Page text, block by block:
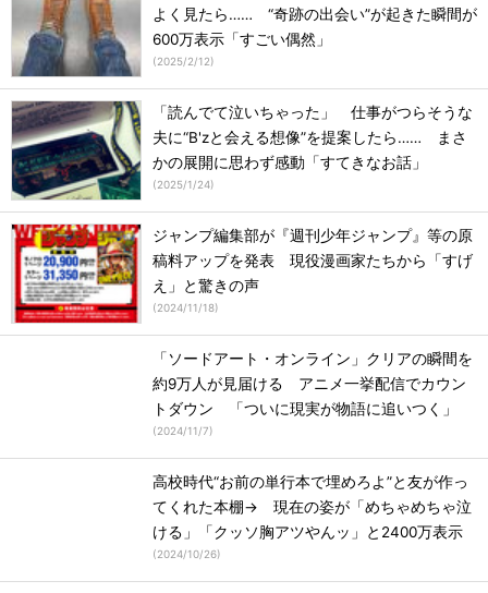
よく見たら…… “奇跡の出会い”が起きた瞬間が
600万表示「すごい偶然」
(2025/2/12)
「読んでて泣いちゃった」 仕事がつらそうな
夫に“B'zと会える想像”を提案したら…… まさ
かの展開に思わず感動「すてきなお話」
(2025/1/24)
ジャンプ編集部が『週刊少年ジャンプ』等の原
稿料アップを発表 現役漫画家たちから「すげ
え」と驚きの声
(2024/11/18)
「ソードアート・オンライン」クリアの瞬間を
約9万人が見届ける アニメ一挙配信でカウン
トダウン 「ついに現実が物語に追いつく」
(2024/11/7)
高校時代“お前の単行本で埋めろよ”と友が作っ
てくれた本棚→ 現在の姿が「めちゃめちゃ泣
ける」「クッソ胸アツやんッ」と2400万表示
(2024/10/26)